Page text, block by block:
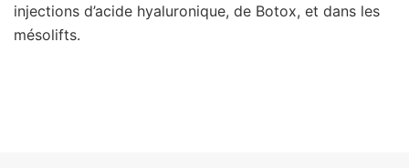
injections d’acide hyaluronique, de Botox, et dans les
mésolifts.